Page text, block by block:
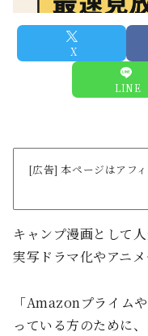
X
LINE
[広告] 本ページはアフ
キャンプ漫画として
実写ドラマ化やアニ
「Amazonプライム
っている方のために